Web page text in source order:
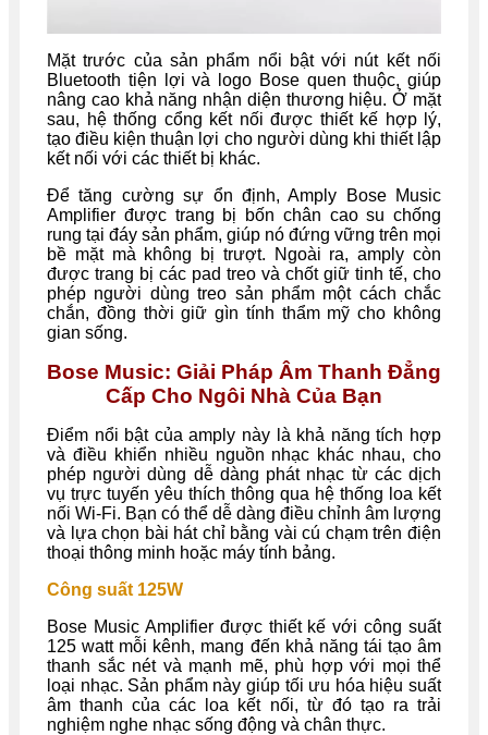
Mặt trước của sản phẩm nổi bật với nút kết nối
Bluetooth tiện lợi và logo Bose quen thuộc, giúp
nâng cao khả năng nhận diện thương hiệu. Ở mặt
sau, hệ thống cổng kết nối được thiết kế hợp lý,
tạo điều kiện thuận lợi cho người dùng khi thiết lập
kết nối với các thiết bị khác.
Để tăng cường sự ổn định, Amply Bose Music
Amplifier được trang bị bốn chân cao su chống
rung tại đáy sản phẩm, giúp nó đứng vững trên mọi
bề mặt mà không bị trượt. Ngoài ra, amply còn
được trang bị các pad treo và chốt giữ tinh tế, cho
phép người dùng treo sản phẩm một cách chắc
chắn, đồng thời giữ gìn tính thẩm mỹ cho không
gian sống.
Bose Music: Giải Pháp Âm Thanh Đẳng
Cấp Cho Ngôi Nhà Của Bạn
Điểm nổi bật của amply này là khả năng tích hợp
và điều khiển nhiều nguồn nhạc khác nhau, cho
phép người dùng dễ dàng phát nhạc từ các dịch
vụ trực tuyến yêu thích thông qua hệ thống loa kết
nối Wi-Fi. Bạn có thể dễ dàng điều chỉnh âm lượng
và lựa chọn bài hát chỉ bằng vài cú chạm trên điện
thoại thông minh hoặc máy tính bảng.
Công suất 125W
Bose Music Amplifier được thiết kế với công suất
125 watt mỗi kênh, mang đến khả năng tái tạo âm
thanh sắc nét và mạnh mẽ, phù hợp với mọi thể
loại nhạc. Sản phẩm này giúp tối ưu hóa hiệu suất
âm thanh của các loa kết nối, từ đó tạo ra trải
nghiệm nghe nhạc sống động và chân thực.